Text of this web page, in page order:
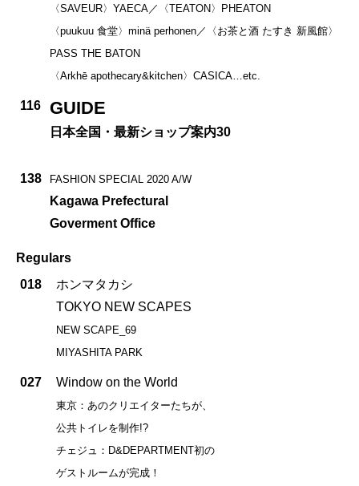
〈SAVEUR〉YAECA／〈TEATON〉PHEATON
〈puukuu 食堂〉minä perhonen／〈お茶と酒 たすき 新風館〉
PASS THE BATON
〈Arkhē apothecary&kitchen〉CASICA…etc.
116 GUIDE
日本全国・最新ショップ案内30
138 FASHION SPECIAL 2020 A/W
Kagawa Prefectural
Goverment Office
Regulars
018
ホンマタカシ
TOKYO NEW SCAPES
NEW SCAPE_69
MIYASHITA PARK
027 Window on the World
東京：あのクリエイターたちが、
公共トイレを制作!?
チェジュ：D&DEPARTMENT初の
ゲストルームが完成！